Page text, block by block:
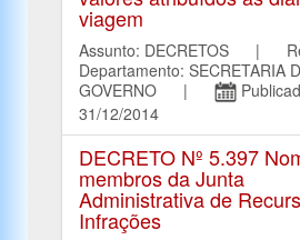
viagem
Assunto: DECRETOS |
Departamento: SECRETARIA
GOVERNO |
31/12/2014
DECRETO Nº 5.397
membros da Junta
Administrativa de
Infrações